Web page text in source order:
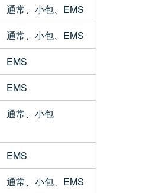
通常、小包、EMS
通常、小包、EMS
EMS
EMS
通常、小包
EMS
通常、小包、EMS